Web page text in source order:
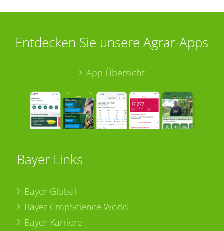
Entdecken Sie unsere Agrar-Apps
App Übersicht
Bayer Links
Bayer Global
Bayer CropScience World
Bayer Karriere